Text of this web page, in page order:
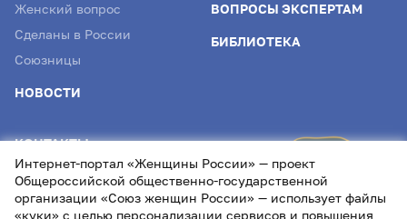
Женский вопрос
Сделаны в России
Союзницы
НОВОСТИ
ВОПРОСЫ ЭКСПЕРТАМ
БИБЛИОТЕКА
КОНТАКТЫ
info@womenofrussia.online
Интернет-портал «Женщины России» — проект
Общероссийской общественно-государственной
организации «Союз женщин России» — использует файлы
«куки» с целью персонализации сервисов и повышения